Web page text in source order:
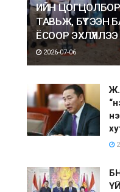
ИЙН
ТАВЬЖ, БҮТЭЭН
ЁСООР ЭХЛҮҮЛЛЭЭ
2026-07-06